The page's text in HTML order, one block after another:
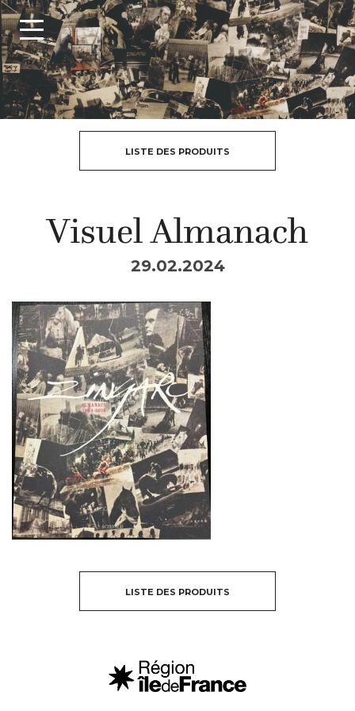
LISTE DES PRODUITS
Visuel Almanach
29.02.2024
LISTE DES PRODUITS